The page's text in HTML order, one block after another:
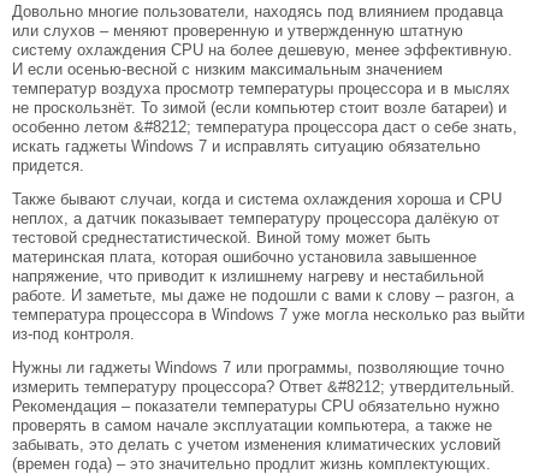
Довольно многие пользователи, находясь под влиянием продавца
или слухов – меняют проверенную и утвержденную штатную
систему охлаждения CPU на более дешевую, менее эффективную.
И если осенью-весной с низким максимальным значением
температур воздуха просмотр температуры процессора и в мыслях
не проскользнёт. То зимой (если компьютер стоит возле батареи) и
особенно летом &#8212; температура процессора даст о себе знать,
искать гаджеты Windows 7 и исправлять ситуацию обязательно
придется.
Также бывают случаи, когда и система охлаждения хороша и CPU
неплох, а датчик показывает температуру процессора далёкую от
тестовой среднестатистической. Виной тому может быть
материнская плата, которая ошибочно установила завышенное
напряжение, что приводит к излишнему нагреву и нестабильной
работе. И заметьте, мы даже не подошли с вами к слову – разгон, а
температура процессора в Windows 7 уже могла несколько раз выйти
из-под контроля.
Нужны ли гаджеты Windows 7 или программы, позволяющие точно
измерить температуру процессора? Ответ &#8212; утвердительный.
Рекомендация – показатели температуры CPU обязательно нужно
проверять в самом начале эксплуатации компьютера, а также не
забывать, это делать с учетом изменения климатических условий
(времен года) – это значительно продлит жизнь комплектующих.